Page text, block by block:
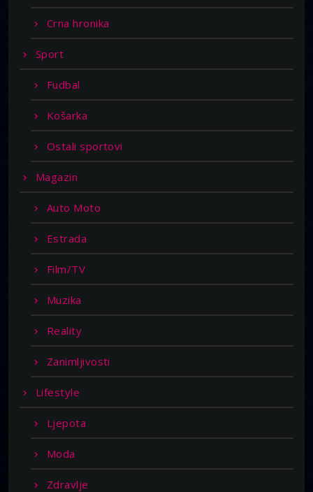
Crna hronika
Sport
Fudbal
Košarka
Ostali sportovi
Magazin
Auto Moto
Estrada
Film/TV
Muzika
Reality
Zanimljivosti
Lifestyle
Ljepota
Moda
Zdravlje